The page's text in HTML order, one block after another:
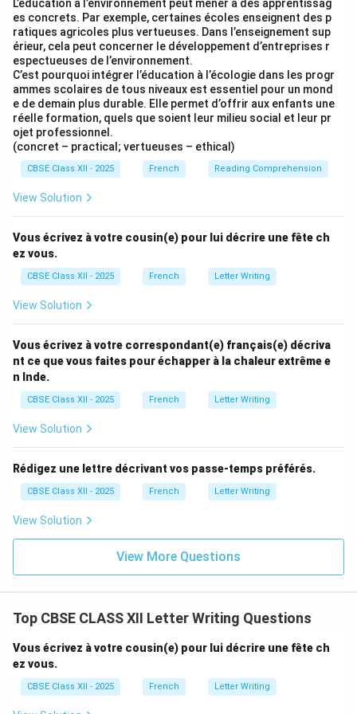
forests and even camped under the stars. The fresh
mountain air did me a lot of good. It was an
unforgettable stay! And you, how is your vacation
going? Write to me soon. Warmly, Arjun.
•L'Imparfait vs. Le Passé Composé:The text uses
the imperfect tense (étaient) to describe background
states/scenery, and the passé composé (avons fait,
avons campé, a fait) to narrate specific completed
past actions.
feminine plural adjective magnifiques and past
montagnes.
Download Solution in PDF
L’éducation à l’environnement peut mener à des apprentissag
es concrets. Par exemple, certaines écoles enseignent des p
ratiques agricoles plus vertueuses. Dans l’enseignement sup
érieur, cela peut concerner le développement d’entreprises r
espectueuses de l’environnement.
C’est pourquoi intégrer l’éducation à l’écologie dans les progr
ammes scolaires de tous niveaux est essentiel pour un mond
e de demain plus durable. Elle permet d’offrir aux enfants une
réelle formation, quels que soient leur milieu social et leur pr
ojet professionnel.
(concret – practical; vertueuses – ethical)
CBSE Class XII - 2025 French Reading Comprehension
View Solution
Vous écrivez à votre cousin(e) pour lui décrire une fête ch
ez vous.
CBSE Class XII - 2025 French Letter Writing
View Solution
Vous écrivez à votre correspondant(e) français(e) décriva
nt ce que vous faites pour échapper à la chaleur extrême e
n Inde.
CBSE Class XII - 2025 French Letter Writing
View Solution
Rédigez une lettre décrivant vos passe-temps préférés.
CBSE Class XII - 2025 French Letter Writing
View Solution
View More Questions
Top CBSE CLASS XII Letter Writing Questions
Vous écrivez à votre cousin(e) pour lui décrire une fête ch
ez vous.
CBSE Class XII - 2025 French Letter Writing